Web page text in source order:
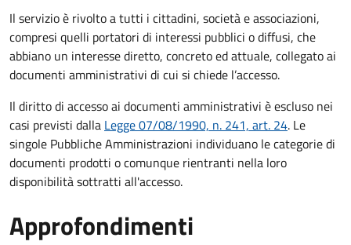
Il servizio è rivolto a tutti i cittadini, società e associazioni,
compresi quelli portatori di interessi pubblici o diffusi, che
abbiano un interesse diretto, concreto ed attuale, collegato ai
documenti amministrativi di cui si chiede l’accesso.
Il diritto di accesso ai documenti amministrativi è escluso nei
casi previsti dalla Legge 07/08/1990, n. 241, art. 24. Le
singole Pubbliche Amministrazioni individuano le categorie di
documenti prodotti o comunque rientranti nella loro
disponibilità sottratti all'accesso.
Approfondimenti